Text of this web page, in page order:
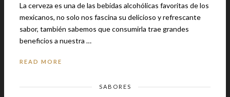
La cerveza es una de las bebidas alcohólicas favoritas de los
mexicanos, no solo nos fascina su delicioso y refrescante
sabor, también sabemos que consumirla trae grandes
beneficios a nuestra …
READ MORE
SABORES